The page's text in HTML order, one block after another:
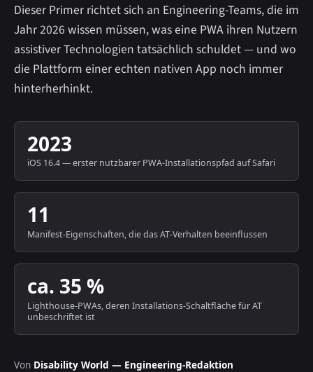
Dieser Primer richtet sich an Engineering-Teams, die im
Jahr 2026 wissen müssen, was eine PWA ihren Nutzern
assistiver Technologien tatsächlich schuldet — und wo
die Plattform einer echten nativen App noch immer
hinterherhinkt.
2023
iOS 16.4 — erster nutzbarer PWA-Installationspfad auf Safari
11
Manifest-Eigenschaften, die das AT-Verhalten beeinflussen
ca. 35 %
Lighthouse-PWAs, deren Installations-Schaltfläche für AT
unbeschriftet ist
Von Disability World — Engineering-Redaktion